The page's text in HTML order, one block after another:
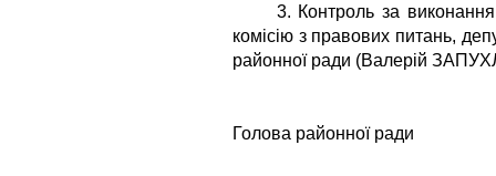
3. Контроль за виконанням
комісію з правових питань,
районної ради (Валерій
Голова